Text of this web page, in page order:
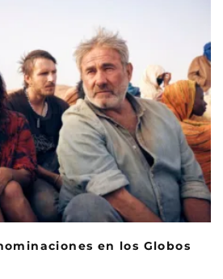
en los Globos